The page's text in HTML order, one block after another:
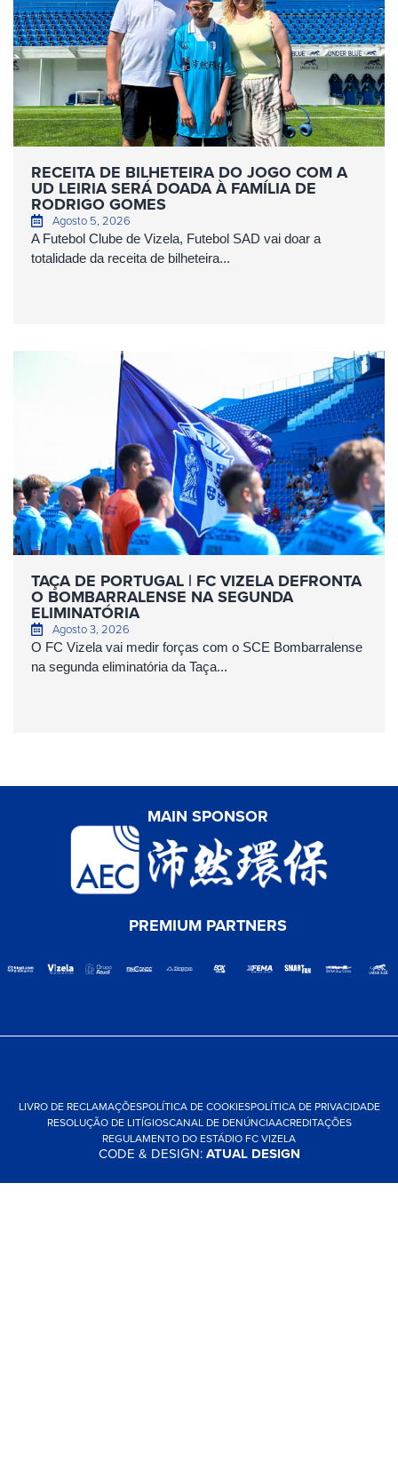
RECEITA DE BILHETEIRA DO JOGO COM A
UD LEIRIA SERÁ DOADA À FAMÍLIA DE
RODRIGO GOMES
Agosto 5, 2026
A Futebol Clube de Vizela, Futebol SAD vai doar a
totalidade da receita de bilheteira...
TAÇA DE PORTUGAL | FC VIZELA DEFRONTA
O BOMBARRALENSE NA SEGUNDA
ELIMINATÓRIA
Agosto 3, 2026
O FC Vizela vai medir forças com o SCE Bombarralense
na segunda eliminatória da Taça...
MAIN SPONSOR
PREMIUM PARTNERS
LIVRO DE RECLAMAÇÕESPOLÍTICA DE COOKIESPOLÍTICA DE PRIVACIDADE
RESOLUÇÃO DE LITÍGIOSCANAL DE DENÚNCIAACREDITAÇÕES
REGULAMENTO DO ESTÁDIO FC VIZELA
CODE & DESIGN:ATUAL DESIGN